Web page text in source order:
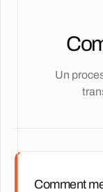
Un
Comment